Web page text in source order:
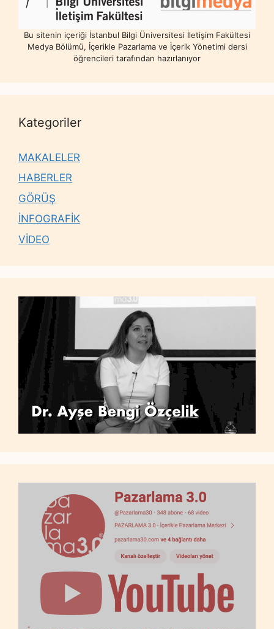
Bu sitenin içeriği İstanbul Bilgi Üniversitesi İletişim Fakültesi
Medya Bölümü, İçerikle Pazarlama ve İçerik Yönetimi dersi
öğrencileri tarafından hazırlanıyor
Kategoriler
MAKALELER
HABERLER
GÖRÜŞ
İNFOGRAFİK
VİDEO